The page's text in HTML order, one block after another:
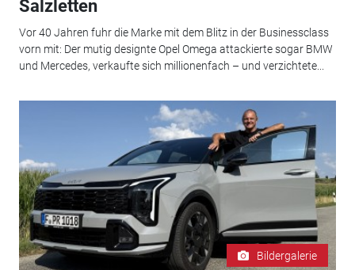
Salzletten
Vor 40 Jahren fuhr die Marke mit dem Blitz in der Businessclass
vorn mit: Der mutig designte Opel Omega attackierte sogar BMW
und Mercedes, verkaufte sich millionenfach – und verzichtete...
Bildergalerie